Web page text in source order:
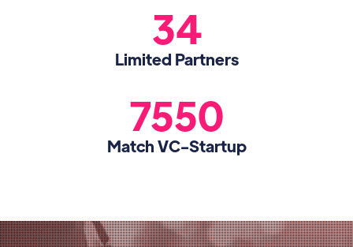
34
Limited Partners
7550
Match VC-Startup